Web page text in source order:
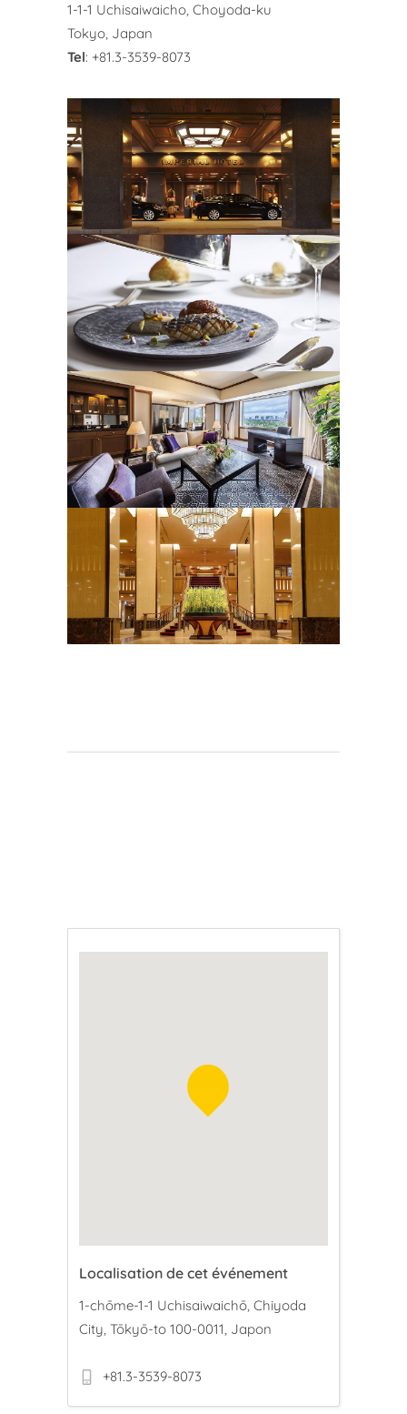
1-1-1 Uchisaiwaicho, Choyoda-ku
Tokyo, Japan
Tel: +81.3-3539-8073
Localisation de cet événement
1-chōme-1-1 Uchisaiwaichō, Chiyoda
City, Tōkyō-to 100-0011, Japon
+81.3-3539-8073